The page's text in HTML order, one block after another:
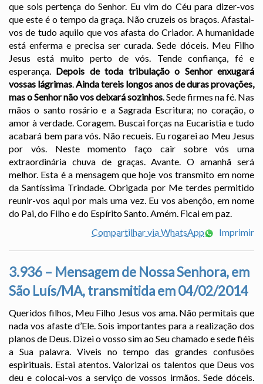
que sois pertença do Senhor. Eu vim do Céu para dizer-vos
que este é o tempo da graça. Não cruzeis os braços. Afastai-
vos de tudo aquilo que vos afasta do Criador. A humanidade
está enferma e precisa ser curada. Sede dóceis. Meu Filho
Jesus está muito perto de vós. Tende confiança, fé e
esperança. Depois de toda tribulação o Senhor enxugará
vossas lágrimas.Ainda tereis longos anos de duras provações,
mas o Senhor não vos deixará sozinhos. Sede firmes na fé. Nas
mãos o santo rosário e a Sagrada Escritura; no coração, o
amor à verdade. Coragem. Buscai forças na Eucaristia e tudo
acabará bem para vós. Não recueis. Eu rogarei ao Meu Jesus
por vós. Neste momento faço cair sobre vós uma
extraordinária chuva de graças. Avante. O amanhã será
melhor. Esta é a mensagem que hoje vos transmito em nome
da Santíssima Trindade. Obrigada por Me terdes permitido
reunir-vos aqui por mais uma vez. Eu vos abençôo, em nome
do Pai, do Filho e do Espírito Santo. Amém. Ficai em paz.
Compartilhar via WhatsApp
Imprimir
3.936 – Mensagem de Nossa Senhora, em
São Luís/MA, transmitida em 04/02/2014
Queridos filhos, Meu Filho Jesus vos ama. Não permitais que
nada vos afaste d’Ele. Sois importantes para a realização dos
planos de Deus. Dizei o vosso sim ao Seu chamado e sede fiéis
a Sua palavra. Viveis no tempo das grandes confusões
espirituais. Estai atentos. Valorizai os talentos que Deus vos
deu e colocai-vos a serviço de vossos irmãos. Sede dóceis.